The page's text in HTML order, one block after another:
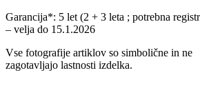
Garancija*: 5 let (2 + 3 leta ; potrebna
– velja do 15.1.2026
Vse fotografije artiklov so simbolične in ne
zagotavljajo lastnosti izdelka.